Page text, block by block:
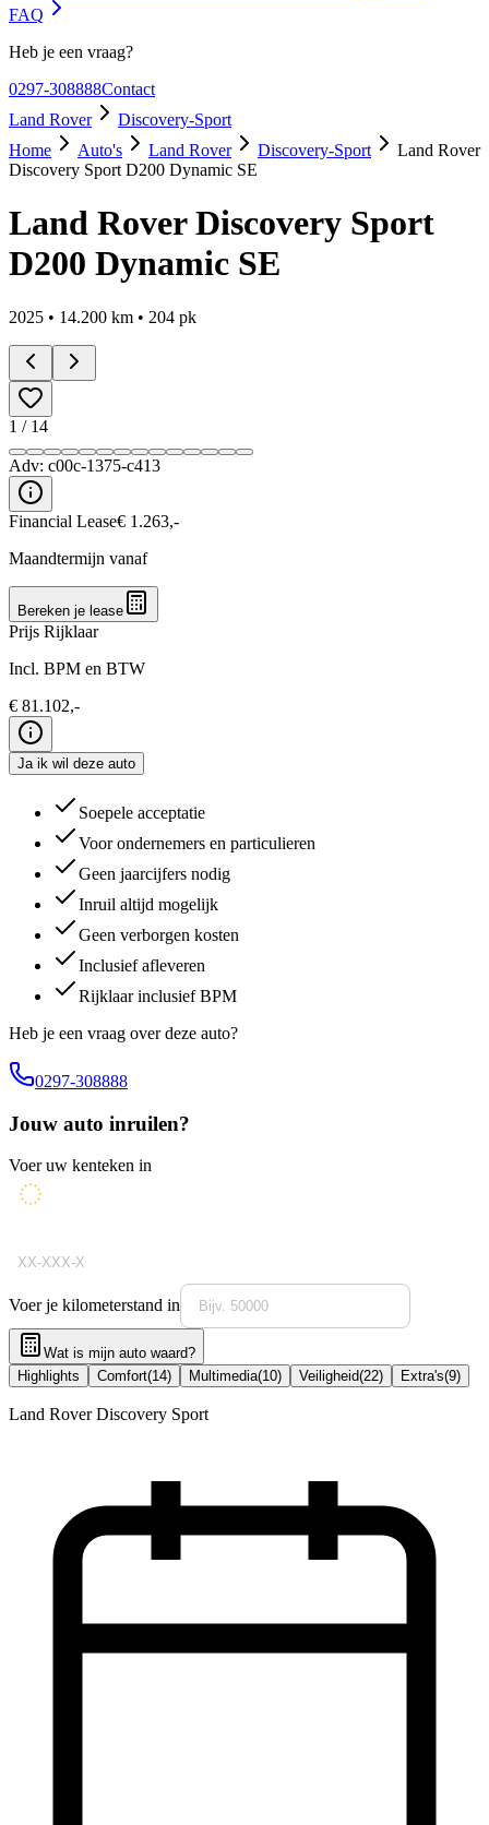
FAQ
Heb je een vraag?
0297-308888Contact
Land Rover
Discovery-Sport
Home
Auto's Land Rover Discovery-Sport
Land Rover
Discovery Sport D200 Dynamic SE
Land Rover Discovery Sport
D200 Dynamic SE
2025 • 14.200 km • 204 pk
1 / 14
Adv: c00c-1375-c413
Financial Lease€ 1.263,-
Maandtermijn vanaf
Bereken je lease
Prijs Rijklaar
Incl. BPM en BTW
€ 81.102,-
Ja ik wil deze auto
Soepele acceptatie
Voor ondernemers en particulieren
Geen jaarcijfers nodig
Inruil altijd mogelijk
Geen verborgen kosten
Inclusief afleveren
Rijklaar inclusief BPM
Heb je een vraag over deze auto?
0297-308888
Jouw auto inruilen?
Voer uw kenteken in
Voer je kilometerstand in
Wat is mijn auto waard?
Highlights
Comfort(14) Multimedia(10) Veiligheid(22) Extra's(9)
Land Rover Discovery Sport